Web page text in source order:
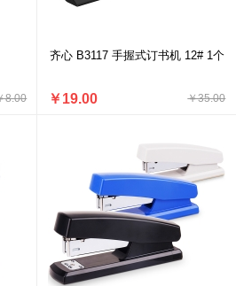
8.00
齐心 B3117 手握式订书机 12# 1个
￥35.00
￥19.00